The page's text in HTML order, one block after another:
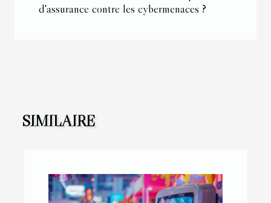
d'assurance contre les cybermenaces ?
SIMILAIRE